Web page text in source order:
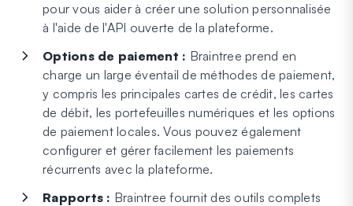
pour vous aider à créer une solution personnalisée
à l'aide de l'API ouverte de la plateforme.
Options de paiement : Braintree prend en
charge un large éventail de méthodes de paiement,
y compris les principales cartes de crédit, les cartes
de débit, les portefeuilles numériques et les options
de paiement locales. Vous pouvez également
configurer et gérer facilement les paiements
récurrents avec la plateforme.
Rapports : Braintree fournit des outils complets